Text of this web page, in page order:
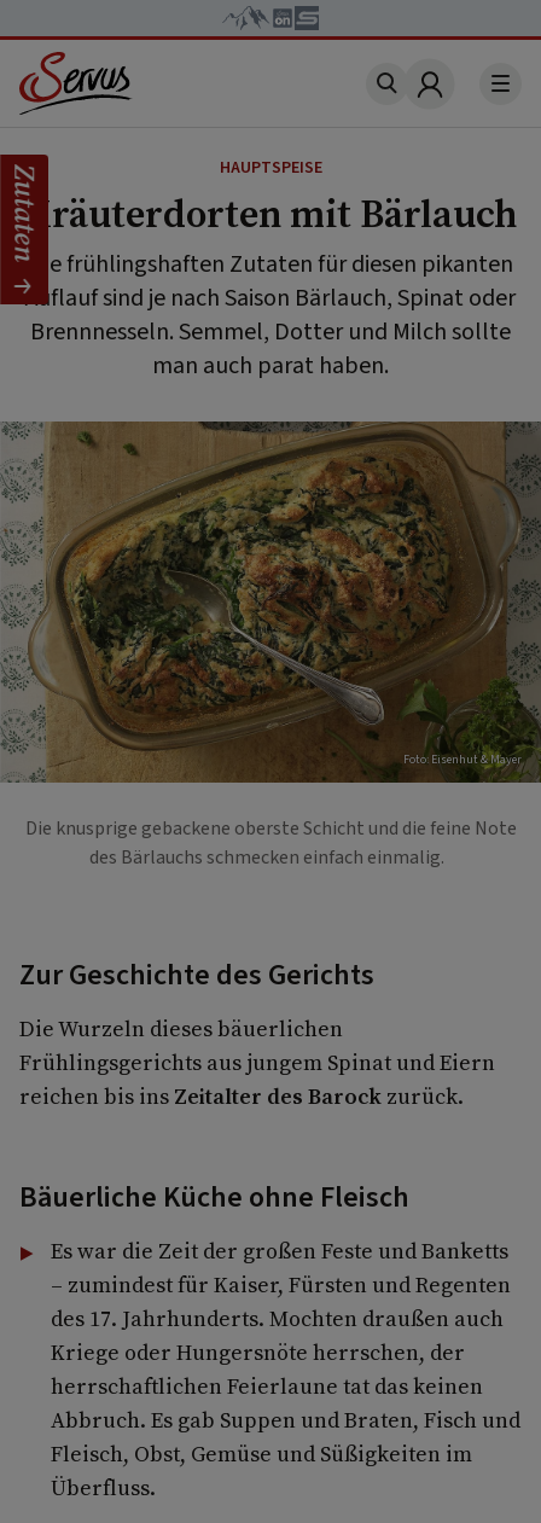
Account
HAUPTSPEISE
Kräuterdorten mit Bärlauch
Die frühlingshaften Zutaten für diesen pikanten
Auflauf sind je nach Saison Bärlauch, Spinat oder
Brennnesseln. Semmel, Dotter und Milch sollte
man auch parat haben.
Foto: Eisenhut & Mayer
Die knusprige gebackene oberste Schicht und die feine Note
des Bärlauchs schmecken einfach einmalig.
Zur Geschichte des Gerichts
Die Wurzeln dieses bäuerlichen
Frühlingsgerichts aus jungem Spinat und Eiern
reichen bis ins Zeitalter des Barock zurück.
Bäuerliche Küche ohne Fleisch
Es war die Zeit der großen Feste und Banketts
– zumindest für Kaiser, Fürsten und Regenten
des 17. Jahrhunderts. Mochten draußen auch
Kriege oder Hungersnöte herrschen, der
herrschaftlichen Feierlaune tat das keinen
Abbruch. Es gab Suppen und Braten, Fisch und
Fleisch, Obst, Gemüse und Süßigkeiten im
Überfluss.
Zutaten